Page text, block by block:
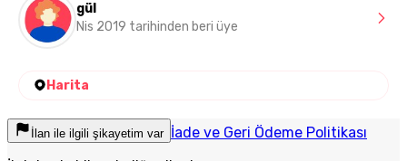
gül
Nis 2019 tarihinden beri üye
Harita
İlan ile ilgili şikayetim var İade ve Geri Ödeme Politikası